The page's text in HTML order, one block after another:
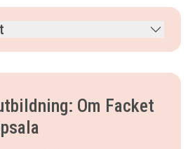
2026
klockan 08.30–16.30
Om Facket